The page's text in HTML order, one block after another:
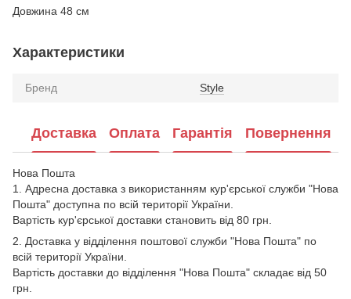
Довжина 48 см
Характеристики
Бренд Style
Доставка Оплата Гарантія Повернення
Нова Пошта
1. Адресна доставка з використанням кур'єрської служби "Нова
Пошта" доступна по всій території України.
Вартість кур'єрської доставки становить від 80 грн.
2. Доставка у відділення поштової служби "Нова Пошта" по
всій території України.
Вартість доставки до відділення "Нова Пошта" складає від 50
грн.